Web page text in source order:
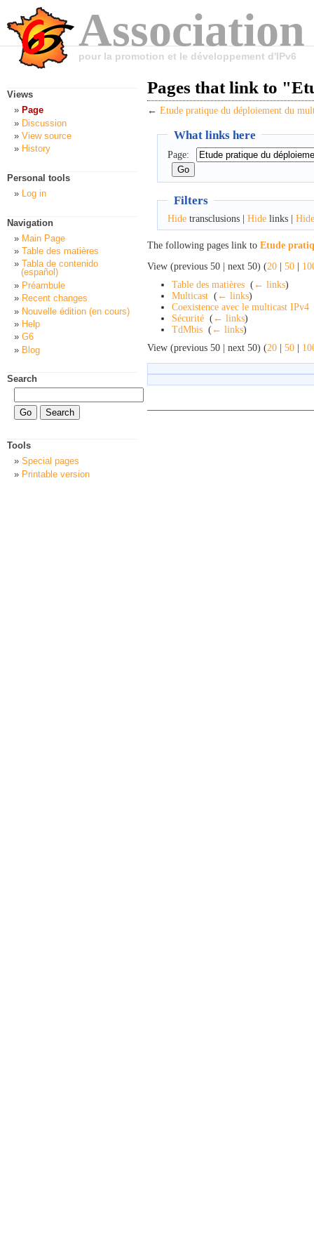
pour la promotion et le développement d'IPv6
Pages that link to
← Etude pratique du déploiement du
What links here
Page:
Filters
Hidetransclusions | Hidelinks | Hide
The following pages link to Etude
View (previous 50 | next 50) (20 | 50 |
Table des matières ( ← links)
Multicast ( ← links)
Coexistence avec le multicast IPv4
Sécurité ( ← links)
TdMbis ( ← links)
View (previous 50 | next 50) (20 | 50 |
Views
Page
Discussion
View source
History
Personal tools
Log in
Navigation
Main Page
Table des matières
Tabla de contenido
(español)
Préambule
Recent changes
Nouvelle édition (en cours)
Help
G6
Blog
Search
Tools
Special pages
Printable version